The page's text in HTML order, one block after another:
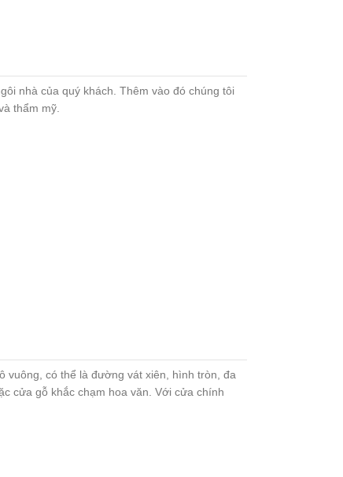
nhà của quý khách. Thêm vào đó chúng tôi
thẩm mỹ.
vuông, có thể là đường vát xiên, hình tròn, đa
cửa gỗ khắc chạm hoa văn. Với cửa chính